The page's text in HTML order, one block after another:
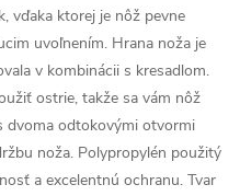
vďaka ktorej je nôž pevne
uvoľnením. Hrana noža je
v kombinácii s kresadlom.
ostrie, takže sa vám nôž
dvoma odtokovými otvormi
noža. Polypropylén použitý
a excelentnú ochranu. Tvar